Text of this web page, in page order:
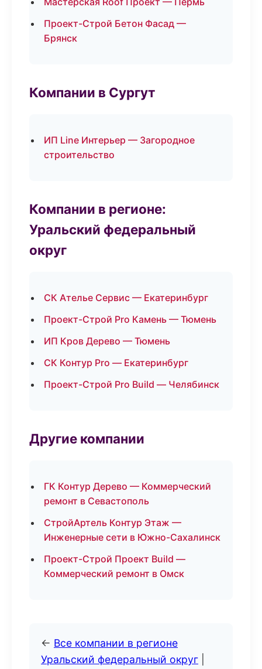
Проект-Строй Бетон Фасад —
Брянск
Компании в Сургут
ИП Line Интерьер — Загородное
строительство
Компании в регионе:
Уральский федеральный
округ
СК Ателье Сервис — Екатеринбург
Проект-Строй Pro Камень — Тюмень
ИП Кров Дерево — Тюмень
СК Контур Pro — Екатеринбург
Проект-Строй Pro Build — Челябинск
Другие компании
ГК Контур Дерево — Коммерческий
ремонт в Севастополь
СтройАртель Контур Этаж —
Инженерные сети в Южно-Сахалинск
Проект-Строй Проект Build —
Коммерческий ремонт в Омск
← Все компании в регионе
Уральский федеральный округ